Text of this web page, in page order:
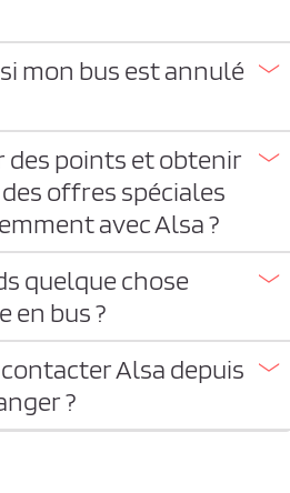
mon bus est annulé
des points et obtenir
offres spéciales
avec Alsa ?
quelque chose
en bus ?
Alsa depuis
?